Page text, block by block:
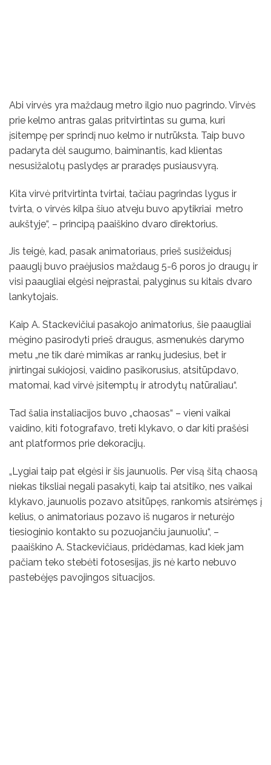
Abi virvės yra maždaug metro ilgio nuo pagrindo. Virvės
prie kelmo antras galas pritvirtintas su guma, kuri
įsitempę per sprindį nuo kelmo ir nutrūksta. Taip buvo
padaryta dėl saugumo, baiminantis, kad klientas
nesusižalotų paslydęs ar praradęs pusiausvyrą.
Kita virvė pritvirtinta tvirtai, tačiau pagrindas lygus ir
tvirta, o virvės kilpa šiuo atveju buvo apytikriai metro
aukštyje“, – principą paaiškino dvaro direktorius.
Jis teigė, kad, pasak animatoriaus, prieš susižeidusį
paauglį buvo praėjusios maždaug 5-6 poros jo draugų ir
visi paaugliai elgėsi neįprastai, palyginus su kitais dvaro
lankytojais.
Kaip A. Stackevičiui pasakojo animatorius, šie paaugliai
mėgino pasirodyti prieš draugus, asmenukės darymo
metu „ne tik darė mimikas ar rankų judesius, bet ir
įnirtingai sukiojosi, vaidino pasikorusius, atsitūpdavo,
matomai, kad virvė įsitemptų ir atrodytų natūraliau“.
Tad šalia instaliacijos buvo „chaosas“ – vieni vaikai
vaidino, kiti fotografavo, treti klykavo, o dar kiti prašėsi
ant platformos prie dekoracijų.
„Lygiai taip pat elgėsi ir šis jaunuolis. Per visą šitą chaosą
niekas tiksliai negali pasakyti, kaip tai atsitiko, nes vaikai
klykavo, jaunuolis pozavo atsitūpęs, rankomis atsirėmęs į
kelius, o animatoriaus pozavo iš nugaros ir neturėjo
tiesioginio kontakto su pozuojančiu jaunuoliu“, –
paaiškino A. Stackevičiaus, pridėdamas, kad kiek jam
pačiam teko stebėti fotosesijas, jis nė karto nebuvo
pastebėjęs pavojingos situacijos.